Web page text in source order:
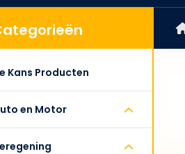
Kans Producten
en Motor